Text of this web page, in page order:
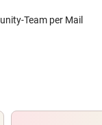
Team per Mail